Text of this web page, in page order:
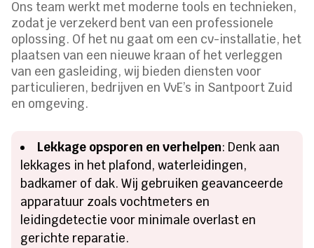
Ons team werkt met moderne tools en technieken,
zodat je verzekerd bent van een professionele
oplossing. Of het nu gaat om een cv-installatie, het
plaatsen van een nieuwe kraan of het verleggen
van een gasleiding, wij bieden diensten voor
particulieren, bedrijven en VvE’s in Santpoort Zuid
en omgeving.
Lekkage opsporen en verhelpen: Denk aan
lekkages in het plafond, waterleidingen,
badkamer of dak. Wij gebruiken geavanceerde
apparatuur zoals vochtmeters en
leidingdetectie voor minimale overlast en
gerichte reparatie.